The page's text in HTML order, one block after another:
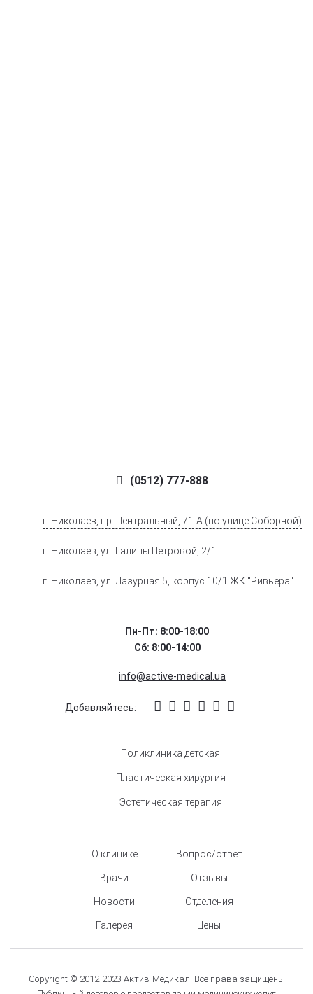
(0512) 777-888
г. Николаев, пр. Центральный, 71-А (по улице Соборной)
г. Николаев, ул. Галины Петровой, 2/1
г. Николаев, ул. Лазурная 5, корпус 10/1 ЖК "Ривьера".
Пн-Пт: 8:00-18:00
Сб: 8:00-14:00
info@active-medical.ua
Добавляйтесь:
Поликлиника детская
Пластическая хирургия
Эстетическая терапия
О клинике
Врачи
Новости
Галерея
Вопрос/ответ
Отзывы
Отделения
Цены
Copyright © 2012-2023 Актив-Медикал. Все права защищены